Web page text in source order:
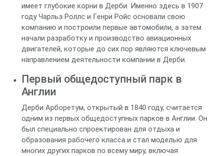
имеет глубокие корни в Дерби. Именно здесь в 1907
году Чарльз Роллс и Генри Ройс основали свою
компанию и построили первые автомобили, а затем
начали разработку и производство авиационных
двигателей, которые до сих пор являются ключевым
направлением деятельности компании в Дерби.
Первый общедоступный парк в
Англии
Дерби Арборетум, открытый в 1840 году, считается
одним из первых общедоступных парков в Англии. Он
был специально спроектирован для отдыха и
образования рабочего класса и стал моделью для
многих других парков по всему миру, включая